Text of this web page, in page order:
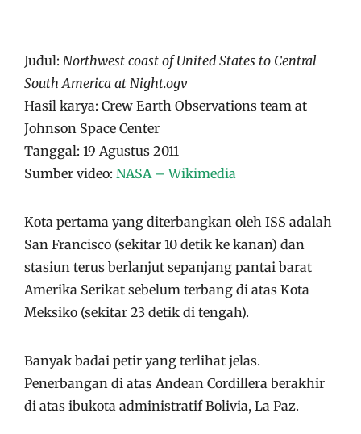
Judul: Northwest coast of United States to Central
South America at Night.ogv
Hasil karya: Crew Earth Observations team at
Johnson Space Center
Tanggal: 19 Agustus 2011
Sumber video: NASA – Wikimedia
Kota pertama yang diterbangkan oleh ISS adalah
San Francisco (sekitar 10 detik ke kanan) dan
stasiun terus berlanjut sepanjang pantai barat
Amerika Serikat sebelum terbang di atas Kota
Meksiko (sekitar 23 detik di tengah).
Banyak badai petir yang terlihat jelas.
Penerbangan di atas Andean Cordillera berakhir
di atas ibukota administratif Bolivia, La Paz.